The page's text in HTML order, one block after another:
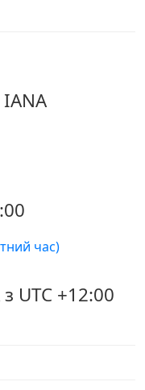
час)
UTC +12:00